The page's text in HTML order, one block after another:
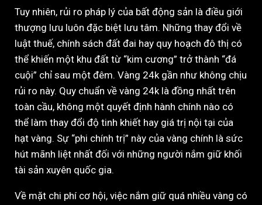
Tuy nhiên, rủi ro pháp lý của bất động sản là điều giới
thượng lưu luôn đặc biệt lưu tâm. Những thay đổi về
luật thuế, chính sách đất đai hay quy hoạch đô thị có
thể khiến một khu đất từ “kim cương” trở thành “đá
cuội” chỉ sau một đêm. Vàng 24k gần như không chịu
rủi ro này. Quy chuẩn về vàng 24k là đồng nhất trên
toàn cầu, không một quyết định hành chính nào có
thể làm thay đổi độ tinh khiết hay giá trị nội tại của
hạt vàng. Sự “phi chính trị” này của vàng chính là sức
hút mãnh liệt nhất đối với những người nắm giữ khối
tài sản xuyên quốc gia.
Về mặt chi phí cơ hội, việc nắm giữ quá nhiều vàng có